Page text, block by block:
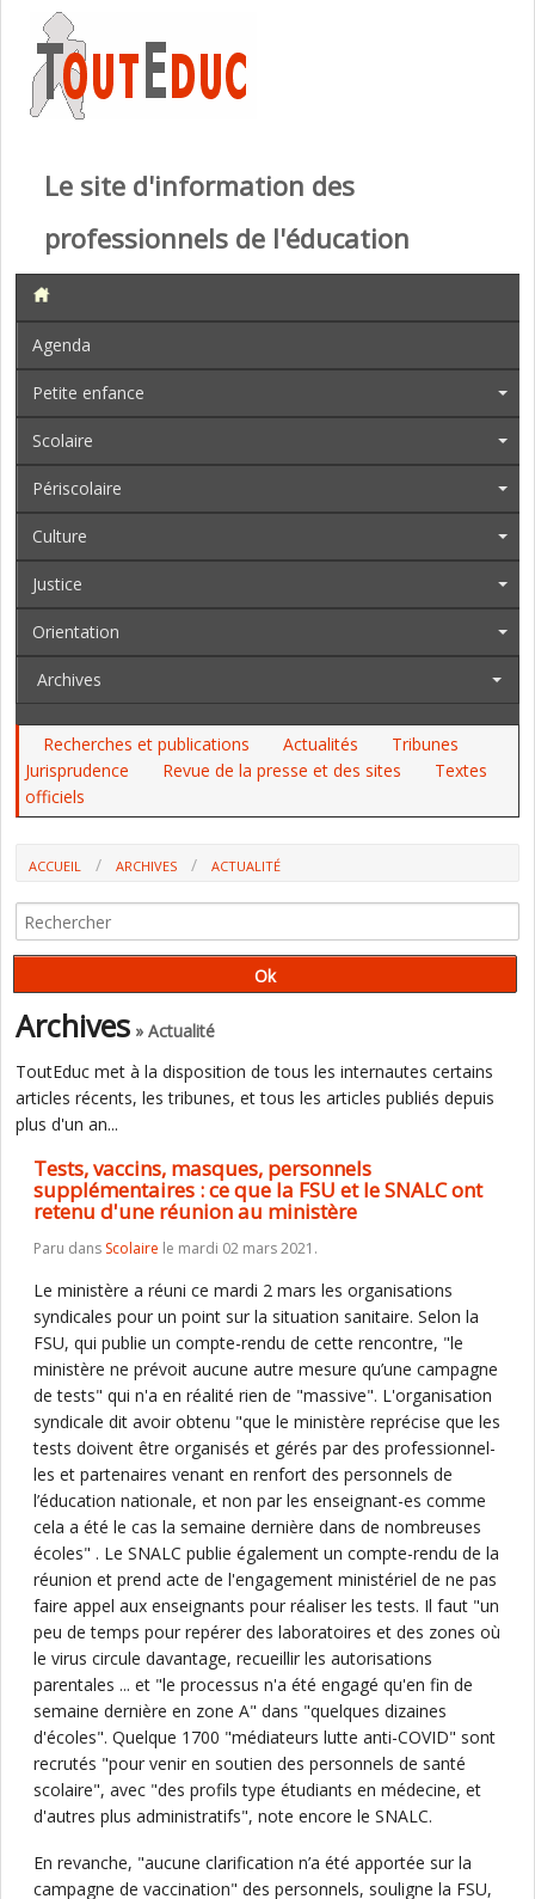
Le site d'information des
professionnels de l'éducation
Agenda
Petite enfance
Scolaire
Périscolaire
Culture
Justice
Orientation
Archives
Recherches et publications Actualités
Tribunes
Jurisprudence
Revue de la presse et des sites
Textes
officiels
ACCUEIL ARCHIVES
ACTUALITÉ
LA FSU ET LE SNALC ONT RETENU D'UNE RÉUNION AU MINISTÈRE
Archives » Actualité
ToutEduc met à la disposition de tous les internautes certains
articles récents, les tribunes, et tous les articles publiés depuis
plus d'un an...
Tests, vaccins, masques, personnels
supplémentaires : ce que la FSU et le SNALC ont
retenu d'une réunion au ministère
Paru dans Scolaire le mardi 02 mars 2021.
Le ministère a réuni ce mardi 2 mars les organisations
syndicales pour un point sur la situation sanitaire. Selon la
FSU, qui publie un compte-rendu de cette rencontre, "le
ministère ne prévoit aucune autre mesure qu’une campagne
de tests" qui n'a en réalité rien de "massive". L'organisation
syndicale dit avoir obtenu "que le ministère reprécise que les
tests doivent être organisés et gérés par des professionnel-
les et partenaires venant en renfort des personnels de
l’éducation nationale, et non par les enseignant-es comme
cela a été le cas la semaine dernière dans de nombreuses
écoles" . Le SNALC publie également un compte-rendu de la
réunion et prend acte de l'engagement ministériel de ne pas
faire appel aux enseignants pour réaliser les tests. Il faut "un
peu de temps pour repérer des laboratoires et des zones où
le virus circule davantage, recueillir les autorisations
parentales ... et "le processus n'a été engagé qu'en fin de
semaine dernière en zone A" dans "quelques dizaines
d'écoles". Quelque 1700 "médiateurs lutte anti-COVID" sont
recrutés "pour venir en soutien des personnels de santé
scolaire", avec "des profils type étudiants en médecine, et
d'autres plus administratifs", note encore le SNALC.
En revanche, "aucune clarification n’a été apportée sur la
campagne de vaccination" des personnels, souligne la FSU,